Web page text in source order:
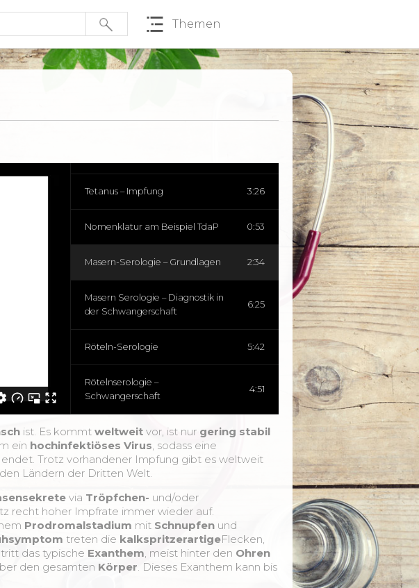
Themen
Impfungen – aktive & passive
Rota-Impfung 3:22
Tetanus – Impfung 3:26
Nomenklatur am Beispiel TdaP 0:53
Masern-Serologie – Grundlagen 2:34
Masern Serologie – Diagnostik in
der Schwangerschaft
6:25
Röteln-Serologie 5:42
Rötelnserologie –
Schwangerschaft
4:51
ist. Es kommt weltweit vor, ist nur gering stabil
ein hochinfektiöses Virus, sodass eine
Trotz vorhandener Impfung gibt es weltweit
Ländern der Dritten Welt.
via Tröpfchen- und/oder
recht hoher Impfrate immer wieder auf.
Prodromalstadium mit Schnupfen und
treten die kalkspritzerartigeFlecken,
das typische Exanthem, meist hinter den Ohren
den gesamten Körper. Dieses Exanthem kann bis